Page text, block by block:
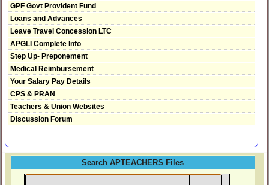
GPF Govt Provident Fund
Loans and Advances
Leave Travel Concession LTC
APGLI Complete Info
Step Up- Preponement
Medical Reimbursement
Your Salary Pay Details
CPS & PRAN
Teachers & Union Websites
Discussion Forum
Search APTEACHERS Files